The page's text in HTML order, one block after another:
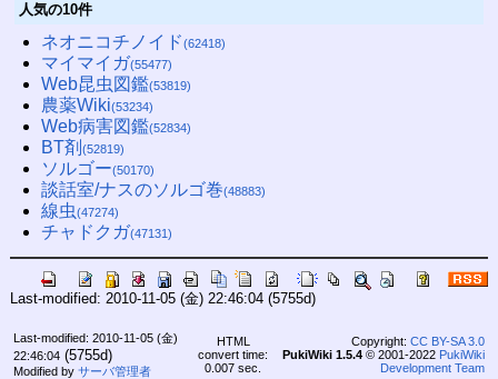
人気の10件
ネオニコチノイド(62418)
マイマイガ(55477)
Web昆虫図鑑(53819)
農薬Wiki(53234)
Web病害図鑑(52834)
BT剤 (52819)
ソルゴー(50170)
談話室/ナスのソルゴ巻(48883)
線虫(47274)
チャドクガ(47131)
Last-modified: 2010-11-05 (金) 22:46:04(5755d)
Last-modified: 2010-11-05 (金)
22:46:04(5755d)
Modified by サーバ管理者
HTML
convert time:
0.007 sec.
Copyright: CC BY-SA 3.0
PukiWiki 1.5.4© 2001-2022 PukiWiki
Development Team